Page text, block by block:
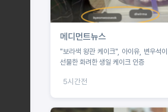
메디먼트뉴스
"보라색 왕관 케이크", 아이유, 변우석이
선물한 화려한 생일 케이크 인증
5시간전